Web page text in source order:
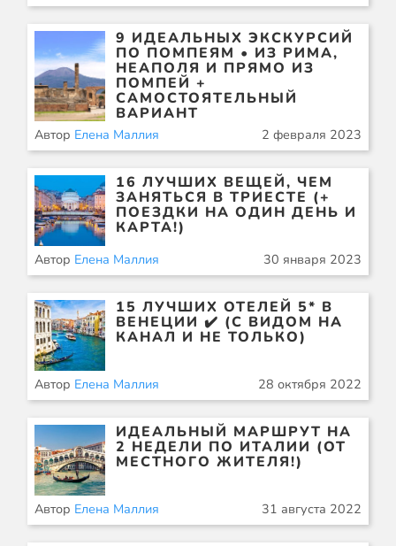
9 ИДЕАЛЬНЫХ ЭКСКУРСИЙ
ПО ПОМПЕЯМ • ИЗ РИМА,
НЕАПОЛЯ И ПРЯМО ИЗ
ПОМПЕЙ +
САМОСТОЯТЕЛЬНЫЙ
ВАРИАНТ
Автор Елена Маллия 2 февраля 2023
16 ЛУЧШИХ ВЕЩЕЙ, ЧЕМ
ЗАНЯТЬСЯ В ТРИЕСТЕ (+
ПОЕЗДКИ НА ОДИН ДЕНЬ И
КАРТА!)
Автор Елена Маллия 30 января 2023
15 ЛУЧШИХ ОТЕЛЕЙ 5* В
ВЕНЕЦИИ ✔️ (С ВИДОМ НА
КАНАЛ И НЕ ТОЛЬКО)
Автор Елена Маллия 28 октября 2022
ИДЕАЛЬНЫЙ МАРШРУТ НА
2 НЕДЕЛИ ПО ИТАЛИИ (ОТ
МЕСТНОГО ЖИТЕЛЯ!)
Автор Елена Маллия 31 августа 2022